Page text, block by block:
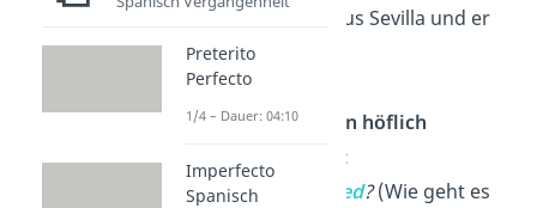
Granada.
(Sie ist aus Sevilla und er
ist aus Granada.)
Wenn du jemanden höflich
ansprechen willst:
➡️¿Cómo está usted?(Wie geht es
Preterito
Perfecto
1/4 – Dauer: 04:10
Imperfecto
Spanisch